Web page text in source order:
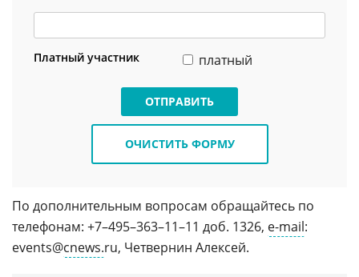
Платный участник платный
ОТПРАВИТЬ
ОЧИСТИТЬ ФОРМУ
По дополнительным вопросам обращайтесь по
телефонам: +7–495–363–11–11 доб. 1326, e-mail:
events@cnews.ru, Четвернин Алексей.